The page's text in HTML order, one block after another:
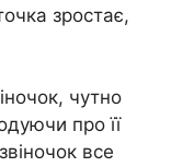
зростає,
чутно
про її
все